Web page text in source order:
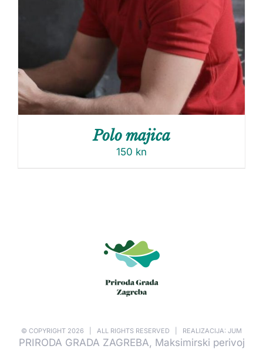
Polo majica
150 kn
© COPYRIGHT 2026 | ALL RIGHTS RESERVED | REALIZACIJA: JUM
PRIRODA GRADA ZAGREBA, Maksimirski perivoj